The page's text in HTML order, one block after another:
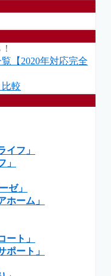
イフ」
」
ゼ」
ホーム」
ート」
ポート」